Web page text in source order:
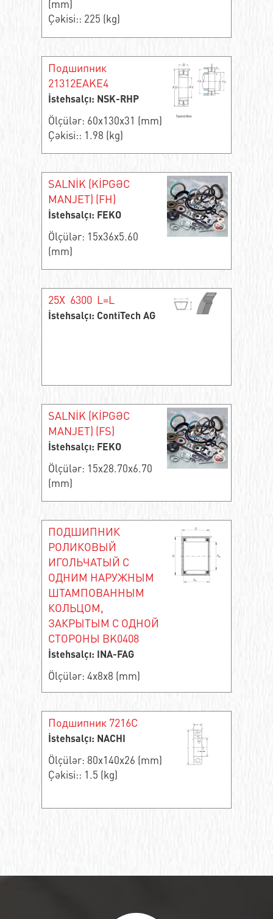
(mm)
Çəkisi:: 225 (kg)
Подшипник
21312EAKE4
İstehsalçı: NSK-RHP
Ölçülər: 60x130x31 (mm)
Çəkisi:: 1.98 (kg)
SALNİK (KİPGƏC
MANJET) (FH)
İstehsalçı: FEKO
Ölçülər: 15x36x5.60
(mm)
25X 6300 L=L
İstehsalçı: ContiTech AG
SALNİK (KİPGƏC
MANJET) (FS)
İstehsalçı: FEKO
Ölçülər: 15x28.70x6.70
(mm)
ПОДШИПНИК
РОЛИКОВЫЙ
ИГОЛЬЧАТЫЙ С
ОДНИМ НАРУЖНЫМ
ШТАМПОВАННЫМ
КОЛЬЦОМ,
ЗАКРЫТЫМ С ОДНОЙ
СТОРОНЫ BK0408
İstehsalçı: INA-FAG
Ölçülər: 4x8x8 (mm)
Подшипник 7216C
İstehsalçı: NACHI
Ölçülər: 80x140x26 (mm)
Çəkisi:: 1.5 (kg)